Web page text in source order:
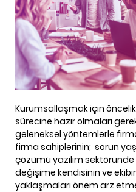
Kurumsallaşmak için
sürecine hazır olmaları
geleneksel yöntemlerle
firma sahiplerinin; sorun
çözümü yazılım
değişime kendisinin ve
yaklaşmaları önem arz